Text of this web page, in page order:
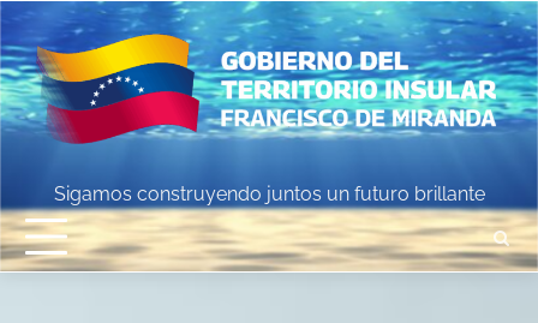
Skip
to
content
Sigamos construyendo juntos un futuro brillante